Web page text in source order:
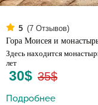
5 (7Отзывов)
Гора Моисея и
Здесь находится
лет
30$ 35$
Подробнее